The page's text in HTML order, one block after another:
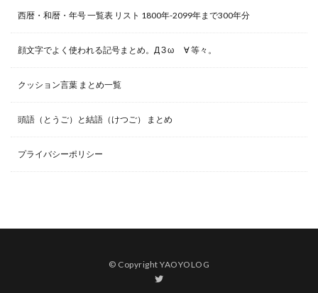
西暦・和暦・年号 一覧表 リスト 1800年-2099年まで300年分
顔文字でよく使われる記号まとめ。Д З ω ゞ∀ 等々。
クッション言葉 まとめ一覧
頭語（とうご）と結語（けつご） まとめ
プライバシーポリシー
© Copyright YAOYOLOG